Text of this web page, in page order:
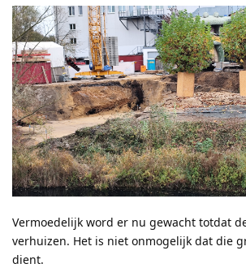
Vermoedelijk word er nu gewacht totdat
verhuizen. Het is niet onmogelijk dat die
dient.